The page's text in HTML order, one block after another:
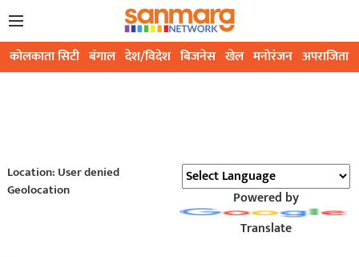
कोलकाता सिटी बंगाल देश/विदेश बिजनेस खेल मनोरंजन अपराजिता
Location: User denied
Geolocation
Powered by
Translate